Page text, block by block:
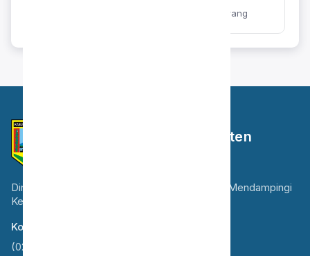
Dinas Kesehatan Kabupaten Semarang
Dinas Kesehatan Kabupaten
Dinas Kesehatan Kabupaten Semarang Selalu Mendampingi
Kesehatan Anda dan Keluarga
Kontak
(024) 6923955